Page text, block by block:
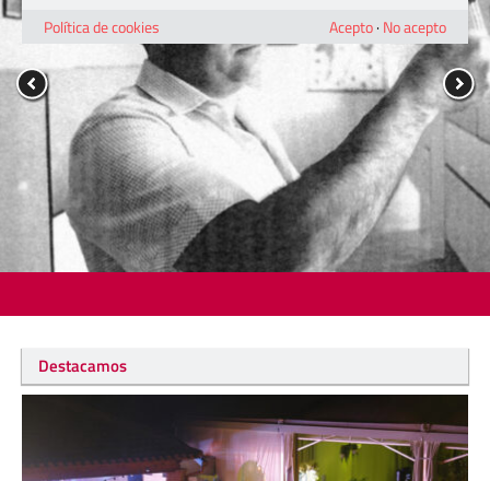
Destacamos
Política de cookies
Acepto· No acepto